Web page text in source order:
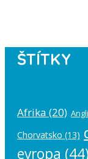
ŠTÍTKY
Afrika (20)
Chorvatsko (13)
evropa (44)